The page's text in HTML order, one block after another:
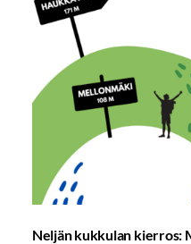
Neljän kukkulan kierros: